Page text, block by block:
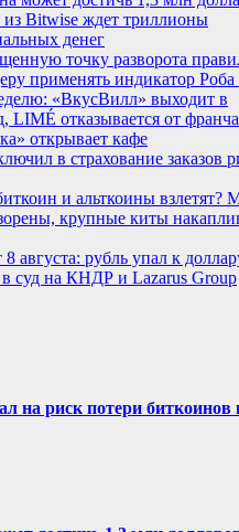
Bitwise ждет триллионы
денег
точку разворота
применять индикатор Роба
«ВкусВилл» выходит в
LIMÉ отказывается от
открывает кафе
в страхование заказов
и альткоины взлетят?
крупные киты
августа: рубль упал к
суд на КНДР и Lazarus Group
на риск потери биткоинов